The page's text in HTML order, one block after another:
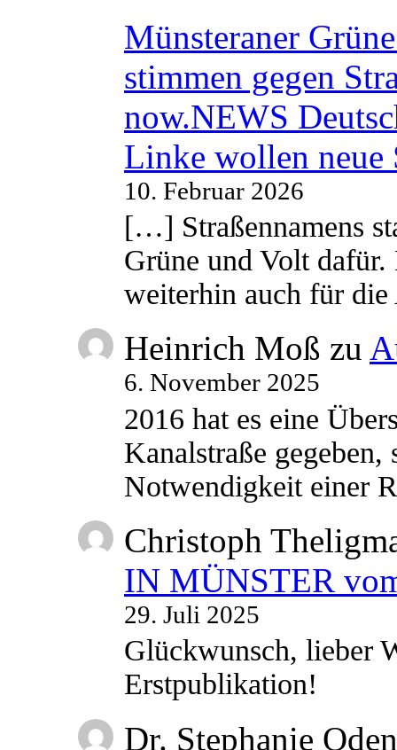
Münsteraner
stimmen gegen
now.NEWS
Linke wollen neue
10. Februar 2026
[…] Straßennamens
Grüne und Volt
weiterhin auch für
Heinrich Moß zu
6. November 2025
2016 hat es eine
Kanalstraße
Notwendigkeit einer
Christoph
IN MÜNSTER
29. Juli 2025
Glückwunsch, lieber
Erstpublikation!
Dr. Stephanie